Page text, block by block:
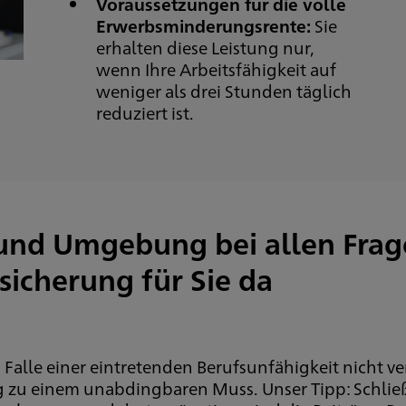
Erwerbsminderungsrente: Sie
erhalten diese Leistung nur,
wenn Ihre Arbeitsfähigkeit auf
weniger als drei Stunden täglich
reduziert ist.
Umgebung bei allen
für Sie da
Falle einer eintretenden Berufsunfähigkeit nicht
einem unabdingbaren Muss. Unser Tipp: